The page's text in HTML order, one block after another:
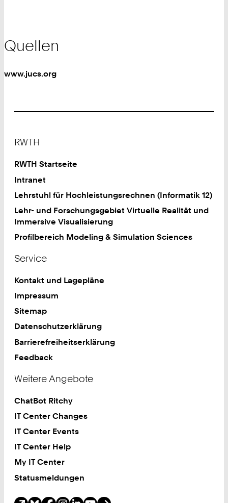
Quellen
www.jucs.org
RWTH
RWTH Startseite
Intranet
Lehrstuhl für Hochleistungsrechnen (Informatik 12)
Lehr- und Forschungsgebiet Virtuelle Realität und
Immersive Visualisierung
Profilbereich Modeling & Simulation Sciences
Service
Kontakt und Lagepläne
Impressum
Sitemap
Datenschutzerklärung
Barrierefreiheitserklärung
Feedback
Weitere Angebote
ChatBot Ritchy
IT Center Changes
IT Center Events
IT Center Help
My IT Center
Statusmeldungen